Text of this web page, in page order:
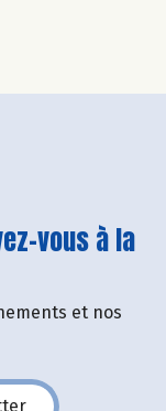
vous à la
et nos